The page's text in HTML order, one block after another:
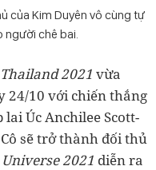
của Kim Duyên vô cùng tự
người chê bai.
2021 vừa
24/10 với chiến thắng
Úc Anchilee Scott-
sẽ trở thành đối thủ
2021 diễn ra